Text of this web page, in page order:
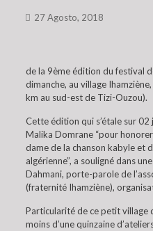
27 Agosto, 2018
de la 9ème édition du festival
dimanche, au village
km au sud-est de Tizi-Ouzou).
Cette édition qui s’étale sur
Malika Domrane “pour
dame de la chanson kabyle et
algérienne”, a souligné dans
Dahmani, porte-parole de
(fraternité Ihamziène),
Particularité de ce petit village
moins d’une quinzaine